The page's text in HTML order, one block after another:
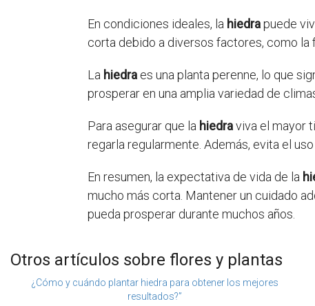
En condiciones ideales, la hiedrapuede
corta debido a diversos factores, como
La hiedra es una planta perenne, lo que
prosperar en una amplia variedad de
Para asegurar que la hiedraviva el mayor
regarla regularmente. Además, evita el
En resumen, la expectativa de vida de la
mucho más corta. Mantener un cuidado
pueda prosperar durante muchos años.
Otros artículos sobre flores y plantas
¿Cómo y cuándo plantar hiedra para obtener los mejores
resultados?”